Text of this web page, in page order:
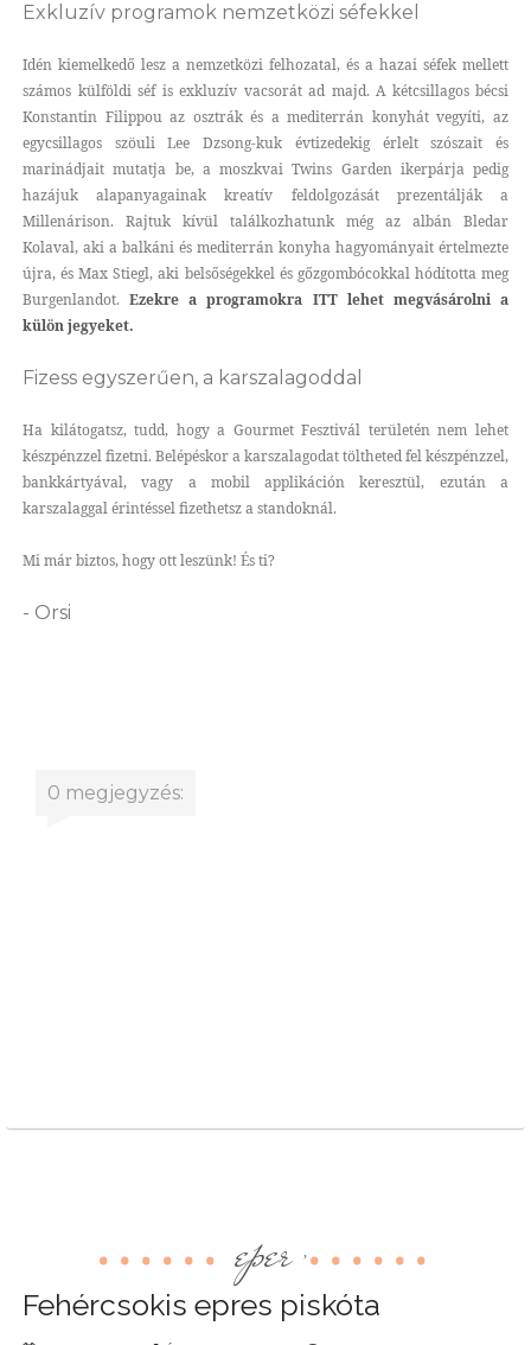
Exkluzív programok nemzetközi séfekkel
Idén kiemelkedő lesz a nemzetközi felhozatal, és a hazai séfek mellett
számos külföldi séf is exkluzív vacsorát ad majd. A kétcsillagos bécsi
Konstantin Filippou az osztrák és a mediterrán konyhát vegyíti, az
egycsillagos szöuli Lee Dzsong-kuk évtizedekig érlelt szószait és
marinádjait mutatja be, a moszkvai Twins Garden ikerpárja pedig
hazájuk alapanyagainak kreatív feldolgozását prezentálják a
Millenárison. Rajtuk kívül találkozhatunk még az albán Bledar
Kolaval, aki a balkáni és mediterrán konyha hagyományait értelmezte
újra, és Max Stiegl, aki belsőségekkel és gőzgombócokkal hódította meg
Burgenlandot.Ezekre a programokra ITT lehet megvásárolni a
külön jegyeket.
Fizess egyszerűen, a karszalagoddal
Ha kilátogatsz, tudd, hogy a Gourmet Fesztivál területén nem lehet
készpénzzel fizetni. Belépéskor a karszalagodat töltheted fel készpénzzel,
bankkártyával, vagy a mobil applikáción keresztül, ezután a
karszalaggal érintéssel fizethetsz a standoknál.
Mi már biztos, hogy ott leszünk! És ti?
- Orsi
0 megjegyzés:
eper ,
Fehércsokis epres piskóta